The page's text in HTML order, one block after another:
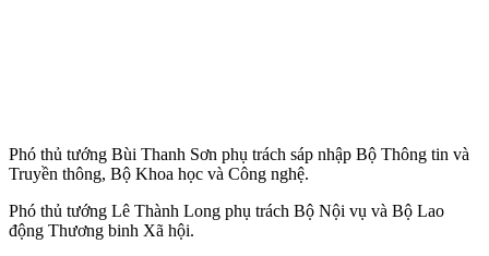
Phó thủ tướng Bùi Thanh Sơn phụ trách sáp nhập Bộ Thông tin và
Truyền thông, Bộ Khoa học và Công nghệ.
Phó thủ tướng Lê Thành Long phụ trách Bộ Nội vụ và Bộ Lao
động Thương binh Xã hội.